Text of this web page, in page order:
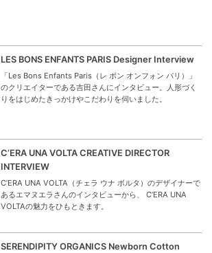
LES BONS ENFANTS PARIS Designer Interview
「Les Bons Enfants Paris（レ ボン オンフォン パリ）」
のクリエイターである吉田さんにインタビュー。人形づく
りをはじめたきっかけやこだわりを伺いました。
C’ERA UNA VOLTA CREATIVE DIRECTOR
INTERVIEW
C’ERA UNA VOLTA（チェラ ウナ ボルタ）のデザイナーで
あるエマヌエラさんのインタビューから、 C’ERA UNA
VOLTAの魅力をひもときます。
SERENDIPITY ORGANICS Newborn Cotton